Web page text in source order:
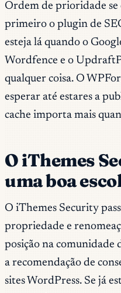
Ordem de prioridade se
primeiro o plugin de
esteja lá quando o
Wordfence e o
qualquer coisa. O
esperar até estares a
cache importa mais
O iThemes
uma boa
O iThemes Security
propriedade e
posição na comunidade
a recomendação de
sites WordPress. Se já